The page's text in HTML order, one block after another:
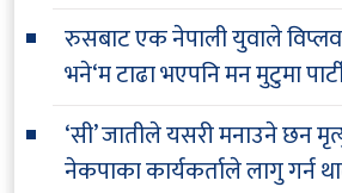
रुसबाट एक नेपाली युवाले
भने‘म टाढा भएपनि मन मुटुमा
‘सी’ जातीले यसरी मनाउने छन
नेकपाका कार्यकर्ताले लागु गर्न